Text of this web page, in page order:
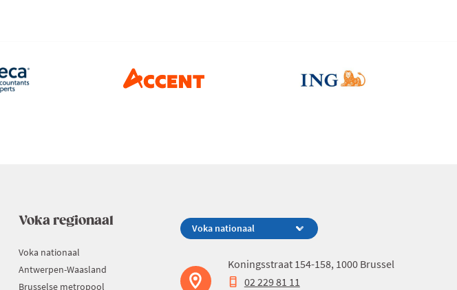
Voka regionaal
Voka nationaal
Antwerpen-Waasland
Brusselse metropool
Koningsstraat 154-158, 1000 Brussel
02 229 81 11